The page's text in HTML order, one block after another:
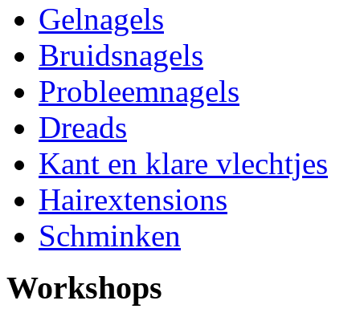
Gelnagels
Bruidsnagels
Probleemnagels
Dreads
Kant en klare vlechtjes
Hairextensions
Schminken
Workshops